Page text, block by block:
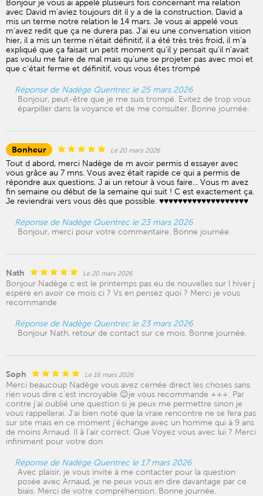
Bonjour je vous ai appelé plusieurs fois concernant ma relation
avec David m’aviez toujours dit il y a de la construction. David a
mis un terme notre relation le 14 mars. Je vous ai appelé vous
m’avez redit que ça ne durera pas. J’ai eu une conversation vision
hier, il a mis un terme n’était définitif, il a été très très froid, il m’a
expliqué que ça faisait un petit moment qu’il y pensait qu’il n’avait
pas voulu me faire de mal mais qu’une se projeter pas avec moi et
que c’était ferme et définitif, vous vous êtes trompé
Réponse de Nadège Quentrec le 25 mars 2026
Bonjour, peut-être que je me suis trompé. Evitez de trop vous
éparpiller dans la voyance et de me consulter. Bonne journée.
Bonheur Le 20 mars 2026
Tout d abord, merci Nadège de m avoir permis d essayer avec
vous grâce au 7 mns. Vous avez était rapide ce qui a permis de
répondre aux questions. J ai un retour à vous faire... Vous m avez
fin semaine ou début de la semaine qui suit ! C est exactement ça.
Je reviendrai vers vous dès que possible. ♥️♥️♥️♥️♥️♥️♥️♥️♥️♥️♥️♥️♥️♥️♥️♥️♥️♥️♥️
Réponse de Nadège Quentrec le 23 mars 2026
Bonjour, merci pour votre commentaire. Bonne journée.
Nath Le 20 mars 2026
Bonjour Nadège c est le printemps pas eu de nouvelles sur l hiver j
espère en avoir ce mois ci ? Vs en pensez quoi ? Merci je vous
recommande
Réponse de Nadège Quentrec le 23 mars 2026
Bonjour Nath, retour de contact sur ce mois. Bonne journée.
Soph Le 16 mars 2026
Merci beaucoup Nadège vous avez cernée direct les choses sans
rien vous dire c'est incroyable 😉je vous recommande +++. Par
contre j'ai oublié une question si je peux me permettre sinon je
vous rappellerai. J'ai bien noté que la vraie rencontre ne se fera pas
sur site mais en ce moment j'échange avec un homme qui à 9 ans
de moins Arnaud. Il à l'air correct. Que Voyez vous avec lui ? Merci
infiniment pour votre don
Réponse de Nadège Quentrec le 17 mars 2026
Avec plaisir, je vous invite à me contacter pour la question
posée avec Arnaud, je ne peux vous en dire davantage par ce
biais. Merci de votre compréhension. Bonne journée.